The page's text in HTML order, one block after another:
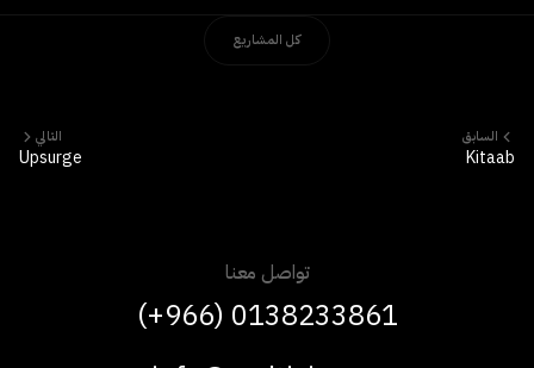
السابق
Kitaab
كل المشاريع
التالي
Upsurge
تواصل معنا
(+966) 0138233861